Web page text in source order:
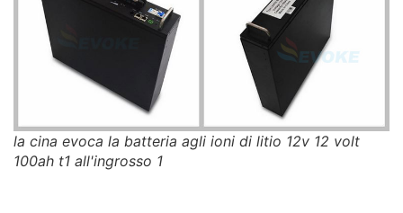
la cina evoca la batteria agli ioni di litio 12v 12 volt
100ah t1 all'ingrosso 1